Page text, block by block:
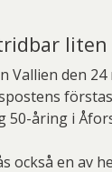
Vallien den 24
50-åring i
också en av